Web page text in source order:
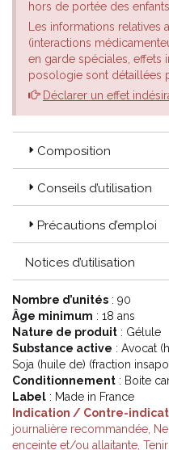
hors de portée des enfants.
Les informations relatives
(interactions
en garde spéciales, effets
posologie sont détaillées
Déclarer un effet
Composition
Conseils d’utilisation
Précautions d’emploi
Notices d’utilisation
Nombre d’unités : 90
Âge minimum : 18 ans
Nature de produit : Gélule
Substance active : Avocat
Soja (huile de) (fraction
Conditionnement : Boite
Label : Made in France
Indication / Contre-
journalière recommandée,
enceinte et/ou allaitante,